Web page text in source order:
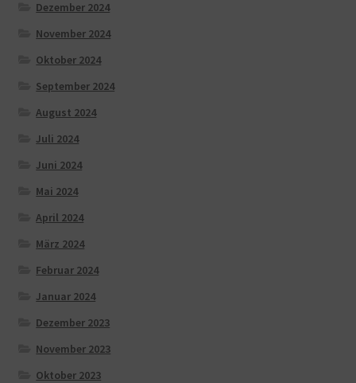
Dezember 2024
November 2024
Oktober 2024
September 2024
August 2024
Juli 2024
Juni 2024
Mai 2024
April 2024
März 2024
Februar 2024
Januar 2024
Dezember 2023
November 2023
Oktober 2023